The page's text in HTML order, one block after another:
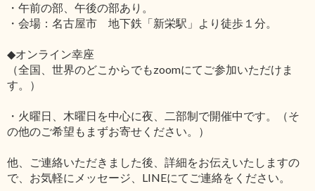
・午前の部、午後の部あり。
・会場：名古屋市 地下鉄「新栄駅」より徒歩１分。
◆オンライン幸座
（全国、世界のどこからでもzoomにてご参加いただけま
す。）
・火曜日、木曜日を中心に夜、二部制で開催中です。（そ
の他のご希望もまずお寄せください。）
他、ご連絡いただきました後、詳細をお伝えいたしますの
で、お気軽にメッセージ、LINEにてご連絡をください。